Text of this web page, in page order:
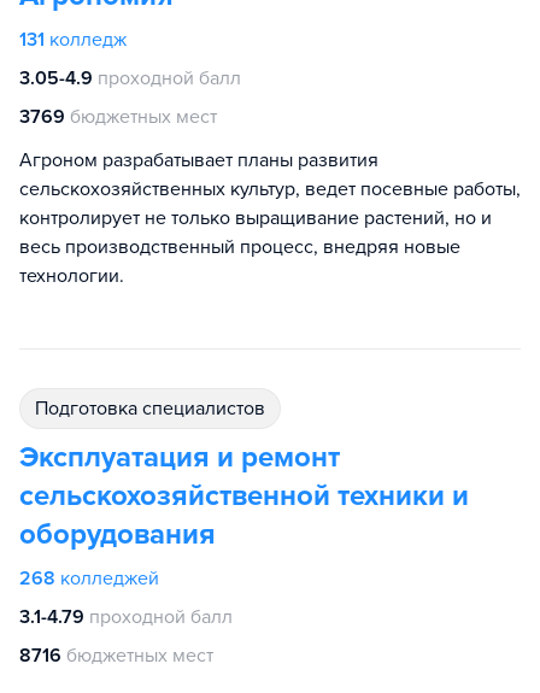
131 колледж
3.05-4.9 проходной балл
3769 бюджетных мест
Агроном разрабатывает планы развития
сельскохозяйственных культур, ведет посевные работы,
контролирует не только выращивание растений, но и
весь производственный процесс, внедряя новые
технологии.
подготовка специалистов
Эксплуатация и ремонт
сельскохозяйственной техники и
оборудования
268 колледжей
3.1-4.79 проходной балл
8716 бюджетных мест